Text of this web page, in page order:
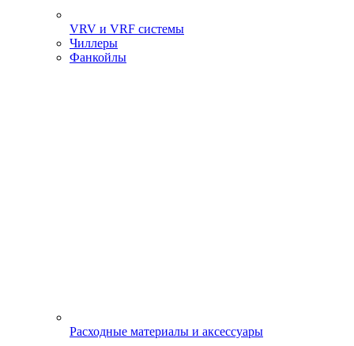
VRV и VRF системы
Чиллеры
Фанкойлы
Расходные материалы и аксессуары